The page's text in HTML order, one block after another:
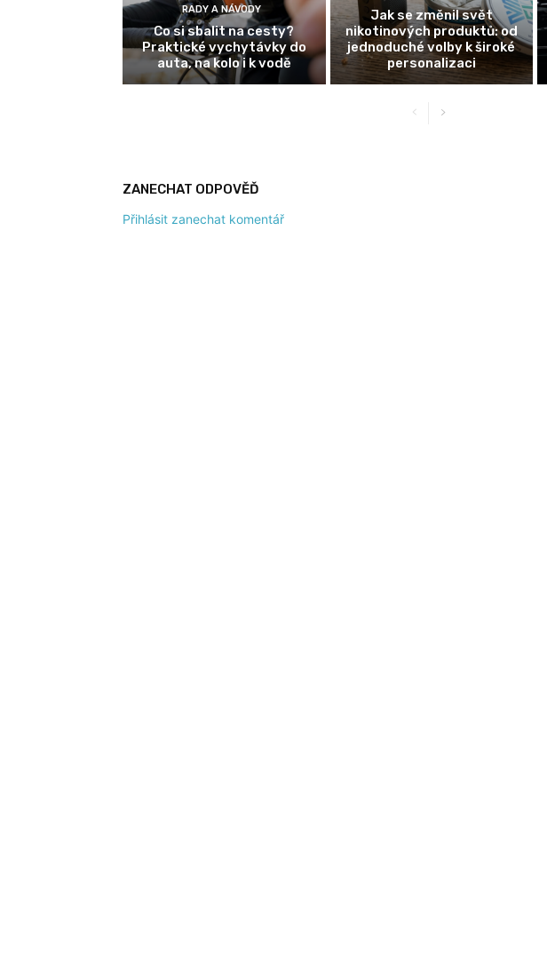
RADY A NÁVODY
Co si sbalit na cesty?
Praktické vychytávky do
auta, na kolo i k vodě
Jak se změnil svět
nikotinových produktů: od
jednoduché volby k široké
personalizaci
ZANECHAT ODPOVĚĎ
Přihlásit zanechat komentář